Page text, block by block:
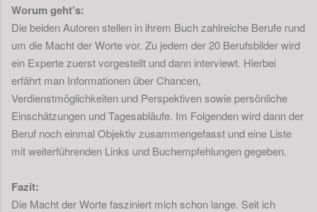
Worum geht’s:
Die beiden Autoren stellen in ihrem Buch zahlreiche Berufe rund
um die Macht der Worte vor. Zu jedem der 20 Berufsbilder wird
ein Experte zuerst vorgestellt und dann interviewt. Hierbei
erfährt man Informationen über Chancen,
Verdienstmöglichkeiten und Perspektiven sowie persönliche
Einschätzungen und Tagesabläufe. Im Folgenden wird dann der
Beruf noch einmal Objektiv zusammengefasst und eine Liste
mit weiterführenden Links und Buchempfehlungen gegeben.
Fazit:
Die Macht der Worte fasziniert mich schon lange. Seit ich